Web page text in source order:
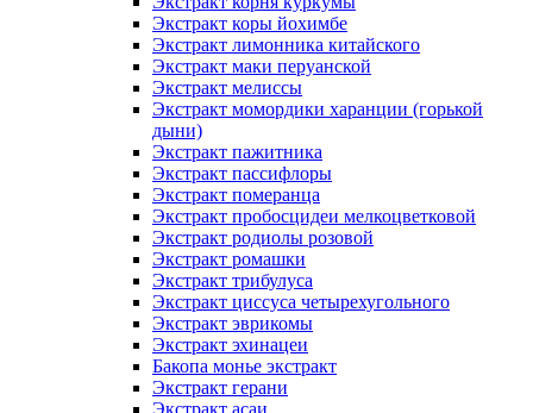
Экстракт коры йохимбе
Экстракт лимонника китайского
Экстракт маки перуанской
Экстракт мелиссы
Экстракт момордики харанции (горькой
дыни)
Экстракт пажитника
Экстракт пассифлоры
Экстракт померанца
Экстракт пробосцидеи мелкоцветковой
Экстракт родиолы розовой
Экстракт ромашки
Экстракт трибулуса
Экстракт циссуса четырехугольного
Экстракт эврикомы
Экстракт эхинацеи
Бакопа монье экстракт
Экстракт герани